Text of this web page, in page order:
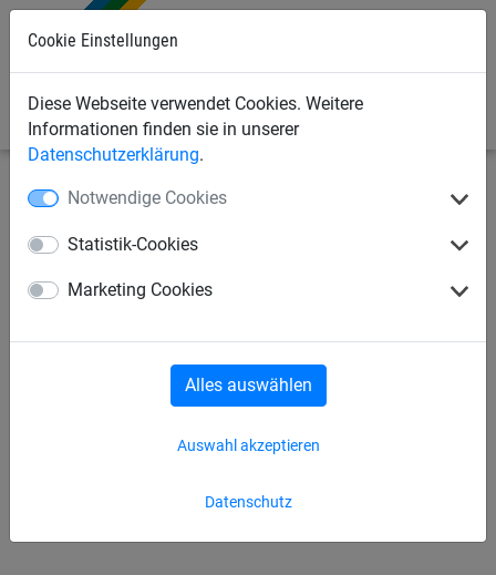
Cookie Einstellungen
Diese Webseite verwendet Cookies. Weitere
Informationen finden sie in unserer
Datenschutzerklärung.
Notwendige Cookies
Statistik-Cookies
Marketing Cookies
Datenschutz
Auswahl akzeptieren
Alles auswählen
Industrienetze Palettenregal-Sicherheitsnetze
Netze
Palettenregal-Sicherheitsnetz
aus PP, ca. 5 mm stark,
Maschenweite 45 mm